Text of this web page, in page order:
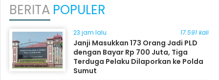
BERITA POPULER
23 jam lalu 17.591 kali
Janji Masukkan 173 Orang Jadi PLD
dengan Bayar Rp 700 Juta, Tiga
Terduga Pelaku Dilaporkan ke Polda
Sumut